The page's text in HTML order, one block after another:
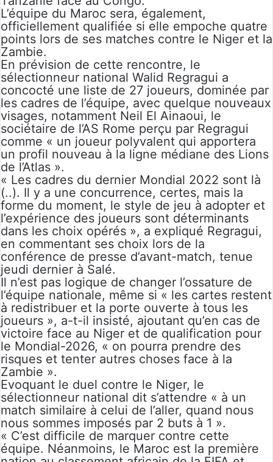
L’équipe du Maroc sera, également,
officiellement qualifiée si elle empoche quatre
points lors de ses matches contre le Niger et la
Zambie.
En prévision de cette rencontre, le
sélectionneur national Walid Regragui a
concocté une liste de 27 joueurs, dominée par
les cadres de l’équipe, avec quelque nouveaux
visages, notamment Neil El Ainaoui, le
sociétaire de l’AS Rome perçu par Regragui
comme « un joueur polyvalent qui apportera
un profil nouveau à la ligne médiane des Lions
de l’Atlas ».
« Les cadres du dernier Mondial 2022 sont là
(..). Il y a une concurrence, certes, mais la
forme du moment, le style de jeu à adopter et
l’expérience des joueurs sont déterminants
dans les choix opérés », a expliqué Regragui,
en commentant ses choix lors de la
conférence de presse d’avant-match, tenue
jeudi dernier à Salé.
Il n’est pas logique de changer l’ossature de
l’équipe nationale, même si « les cartes restent
à redistribuer et la porte ouverte à tous les
joueurs », a-t-il insisté, ajoutant qu’en cas de
victoire face au Niger et de qualification pour
le Mondial-2026, « on pourra prendre des
risques et tenter autres choses face à la
Zambie ».
Evoquant le duel contre le Niger, le
sélectionneur national dit s’attendre « à un
match similaire à celui de l’aller, quand nous
nous sommes imposés par 2 buts à 1 ».
« C’est difficile de marquer contre cette
équipe. Néanmoins, le Maroc est la première